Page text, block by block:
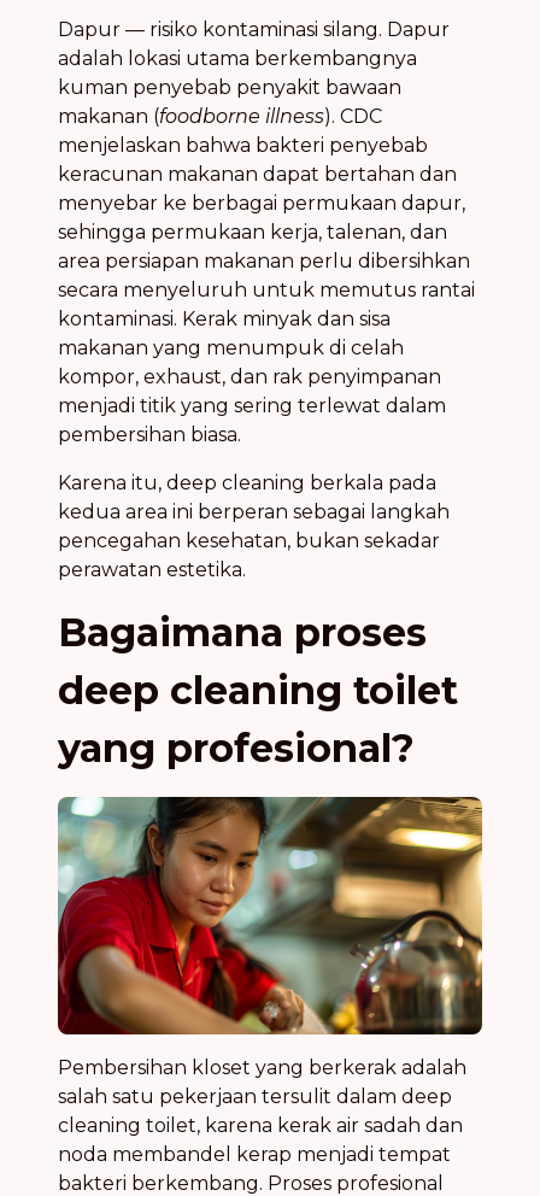
Dapur — risiko kontaminasi silang. Dapur
adalah lokasi utama berkembangnya
kuman penyebab penyakit bawaan
makanan (foodborne illness). CDC
menjelaskan bahwa bakteri penyebab
keracunan makanan dapat bertahan dan
menyebar ke berbagai permukaan dapur,
sehingga permukaan kerja, talenan, dan
area persiapan makanan perlu dibersihkan
secara menyeluruh untuk memutus rantai
kontaminasi. Kerak minyak dan sisa
makanan yang menumpuk di celah
kompor, exhaust, dan rak penyimpanan
menjadi titik yang sering terlewat dalam
pembersihan biasa.
Karena itu, deep cleaning berkala pada
kedua area ini berperan sebagai langkah
pencegahan kesehatan, bukan sekadar
perawatan estetika.
Bagaimana proses
deep cleaning toilet
yang profesional?
Pembersihan kloset yang berkerak adalah
salah satu pekerjaan tersulit dalam deep
cleaning toilet, karena kerak air sadah dan
noda membandel kerap menjadi tempat
bakteri berkembang. Proses profesional